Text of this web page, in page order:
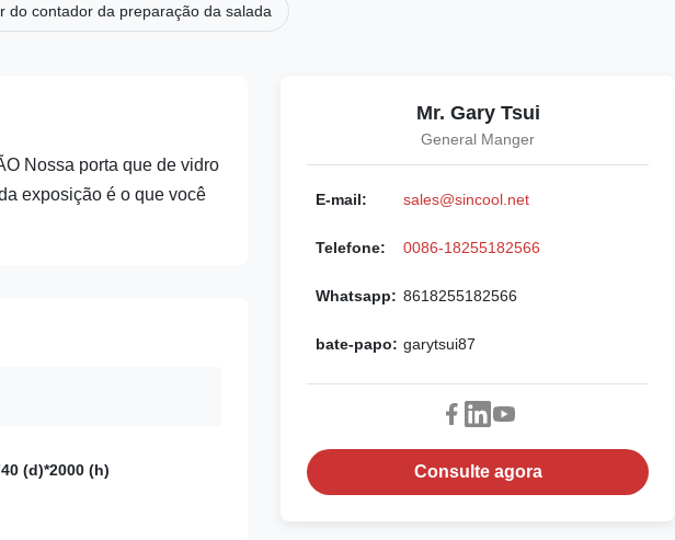
do contador da preparação da salada
Nossa porta que de vidro
exposição é o que você
(d)*2000 (h)
Mr. Gary Tsui
General Manger
E-mail: sales@sincool.net
Telefone: 0086-18255182566
Whatsapp: 8618255182566
bate-papo: garytsui87
Consulte agora